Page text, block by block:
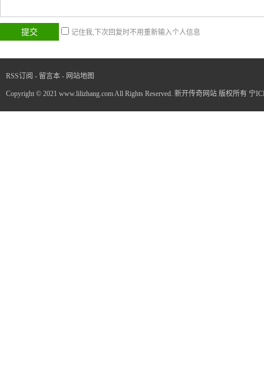
记住我,下次回复时不用重新输入个人信息
RSS订阅 - 留言本 - 网站地图
Copyright © 2021 www.lilizhang.com All Rights Reserved. 新开传奇网站 版权所有 宁